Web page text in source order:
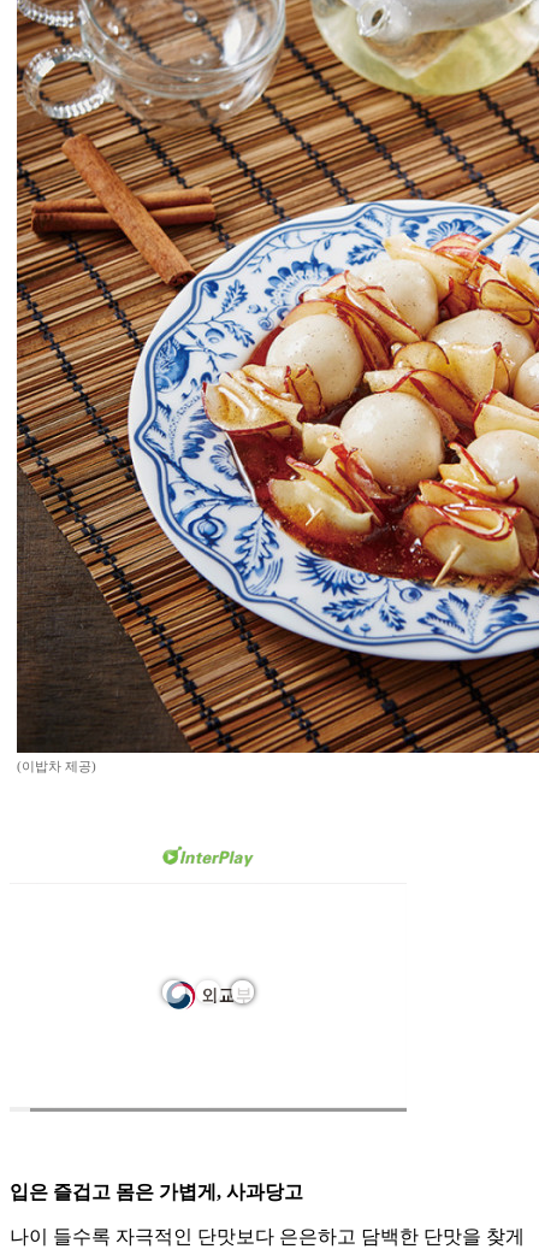
(이밥차 제공)
입은 즐겁고 몸은 가볍게, 사과당고
나이 들수록 자극적인 단맛보다 은은하고 담백한 단맛을 찾게